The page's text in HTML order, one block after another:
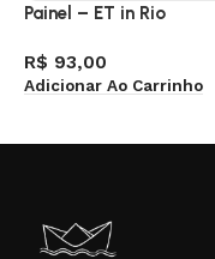
Painel – ET in Rio
R$ 93,00
Adicionar Ao Carrinho